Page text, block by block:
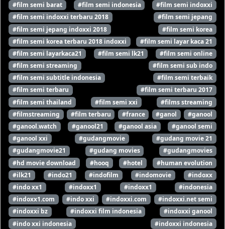
#film semi barat #film semi indonesia
#film semi indoxxi
#film semi indoxxi terbaru 2018
#film semi jepang
#film semi jepang indoxxi 2018
#film semi korea
#film semi korea terbaru 2018 indoxxi
#film semi layar kaca 21
#film semi layarkaca21
#film semi lk21
#film semi online
#film semi streaming
#film semi sub indo
#film semi subtitle indonesia
#film semi terbaik
#film semi terbaru
#film semi terbaru 2017
#film semi thailand
#film semi xxi
#films streaming
#filmstreaming
#film terbaru #france #ganol
#ganool
#ganool.watch
#ganool21 #ganool asia
#ganool semi
#ganool xxi
#gudangmovie
#gudang movie 21
#gudangmovie21
#gudang movies
#gudangmovies
#hd movie download
#hooq #hotel
#human evolution
#ilk21
#indo21 #indofilm #indomovie
#indoxx
#indo xx1
#indoxx1 #indoxx1
#indonesia
#indoxx1.com
#indo xxi #indoxxi.com
#indoxxi.net semi
#indoxxi bz
#indoxxi film indonesia
#indoxxi ganool
#indo xxi indonesia
#indoxxi indonesia